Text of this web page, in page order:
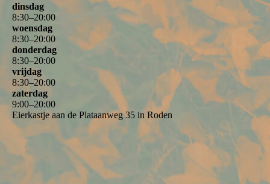
dinsdag
8:30–20:00
woensdag
8:30–20:00
donderdag
8:30–20:00
vrijdag
8:30–20:00
zaterdag
9:00–20:00
Eierkastje aan de Plataanweg 35 in Roden